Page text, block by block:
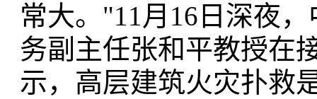
常大。"11月16日深夜
务副主任张和平教授在
示，高层建筑火灾扑救